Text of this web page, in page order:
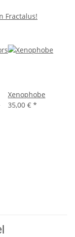
Fractalus!
Xenophobe
35,00 € *